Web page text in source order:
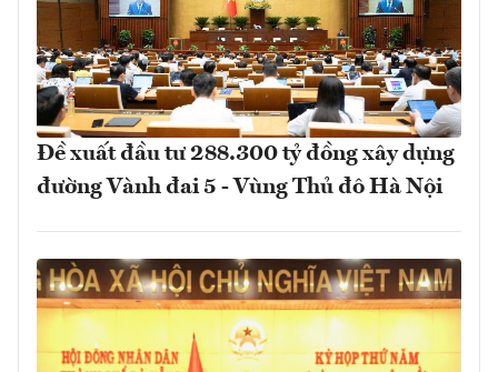
Đề xuất đầu tư 288.300 tỷ đồng xây dựng
đường Vành đai 5 - Vùng Thủ đô Hà Nội